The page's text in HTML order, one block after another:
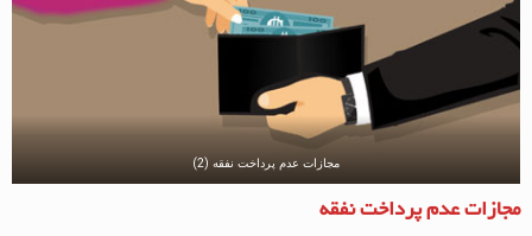
مجازات عدم پرداخت نفقه (2)
مجازات عدم پرداخت نفقه